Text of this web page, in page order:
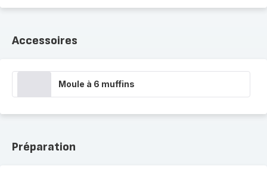
Accessoires
Moule à 6 muffins
Préparation